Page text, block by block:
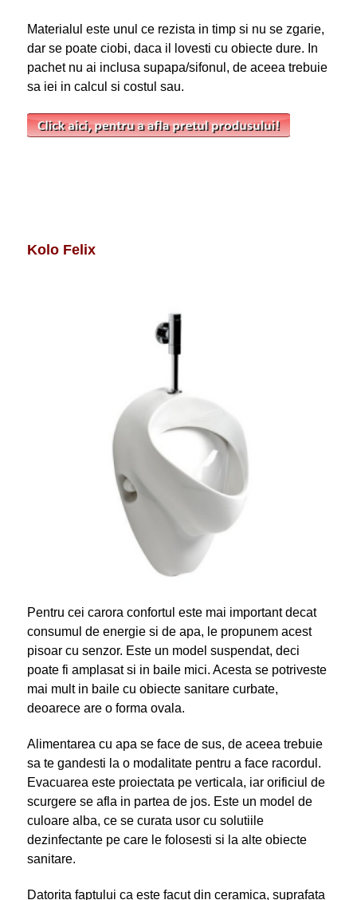
Materialul este unul ce rezista in timp si nu se zgarie,
dar se poate ciobi, daca il lovesti cu obiecte dure. In
pachet nu ai inclusa supapa/sifonul, de aceea trebuie
sa iei in calcul si costul sau.
Kolo Felix
Pentru cei carora confortul este mai important decat
consumul de energie si de apa, le propunem acest
pisoar cu senzor. Este un model suspendat, deci
poate fi amplasat si in baile mici. Acesta se potriveste
mai mult in baile cu obiecte sanitare curbate,
deoarece are o forma ovala.
Alimentarea cu apa se face de sus, de aceea trebuie
sa te gandesti la o modalitate pentru a face racordul.
Evacuarea este proiectata pe verticala, iar orificiul de
scurgere se afla in partea de jos. Este un model de
culoare alba, ce se curata usor cu solutiile
dezinfectante pe care le folosesti si la alte obiecte
sanitare.
Datorita faptului ca este facut din ceramica, suprafata